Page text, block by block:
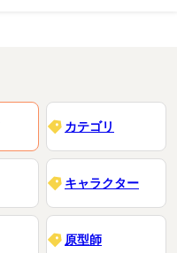
カテゴリ
キャラクター
原型師